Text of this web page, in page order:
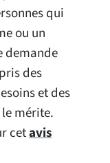
qui
ou un
demande
des
et des
mérite.
cetavis